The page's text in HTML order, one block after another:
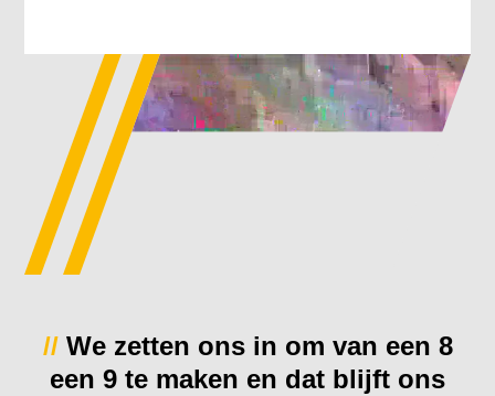
//We zetten ons in om van een 8
een 9 te maken en dat blijft ons